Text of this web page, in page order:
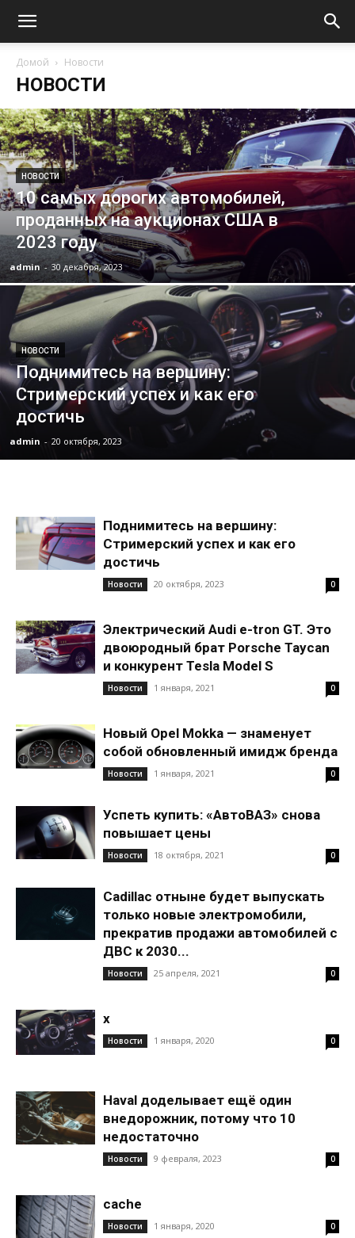
Домой Новости
НОВОСТИ
НОВОСТИ
10 самых дорогих автомобилей,
проданных на аукционах США в
2023 году
admin - 30 декабря, 2023
НОВОСТИ
Поднимитесь на вершину:
Стримерский успех и как его
достичь
admin - 20 октября, 2023
Поднимитесь на вершину:
Стримерский успех и как его
достичь
Новости 20 октября, 2023 0
Электрический Audi e-tron GT. Это
двоюродный брат Porsche Taycan
и конкурент Tesla Model S
Новости 1 января, 2021 0
Новый Opel Mokka — знаменует
собой обновленный имидж бренда
Новости 1 января, 2021 0
Успеть купить: «АвтоВАЗ» снова
повышает цены
Новости 18 октября, 2021 0
Cadillac отныне будет выпускать
только новые электромобили,
прекратив продажи автомобилей с
ДВС к 2030...
Новости 25 апреля, 2021 0
x
Новости 1 января, 2020 0
Haval доделывает ещё один
внедорожник, потому что 10
недостаточно
Новости 9 февраля, 2023 0
cache
Новости 1 января, 2020 0